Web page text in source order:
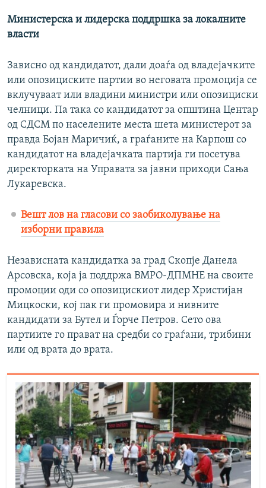
Министерска и лидерска поддршка за локалните
власти
Зависно од кандидатот, дали доаѓа од владејачките
или опозициските партии во неговата промоција се
вклучуваат или владини министри или опозициски
челници. Па така со кандидатот за општина Центар
од СДСМ по населените места шета министерот за
правда Бојан Маричиќ, а граѓаните на Карпош со
кандидатот на владејачката партија ги посетува
директорката на Управата за јавни приходи Сања
Лукаревска.
Вешт лов на гласови со заобиколување на
изборни правила
Независната кандидатка за град Скопје Данела
Арсовска, која ја поддржа ВМРО-ДПМНЕ на своите
промоции оди со опозицискиот лидер Христијан
Мицкоски, кој пак ги промовира и нивните
кандидати за Бутел и Ѓорче Петров. Сето ова
партиите го прават на средби со граѓани, трибини
или од врата до врата.